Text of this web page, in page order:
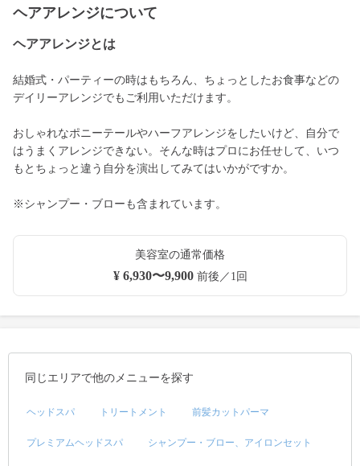
ヘアアレンジについて
ヘアアレンジとは
結婚式・パーティーの時はもちろん、ちょっとしたお食事などの
デイリーアレンジでもご利用いただけます。
おしゃれなポニーテールやハーフアレンジをしたいけど、自分で
はうまくアレンジできない。そんな時はプロにお任せして、いつ
もとちょっと違う自分を演出してみてはいかがですか。
※シャンプー・ブローも含まれています。
美容室の通常価格
¥ 6,930〜9,900前後／1回
同じエリアで他のメニューを探す
ヘッドスパ トリートメント 前髪カットパーマ
プレミアムヘッドスパ シャンプー・ブロー、アイロンセット